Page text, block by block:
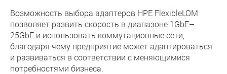
Возможность выбора адаптеров HPE FlexibleLOM
позволяет развить скорость в диапазоне 1GbE–
25GbE и использовать коммутационные сети,
благодаря чему предприятие может адаптироваться
и развиваться в соответствии с меняющимися
потребностями бизнеса.